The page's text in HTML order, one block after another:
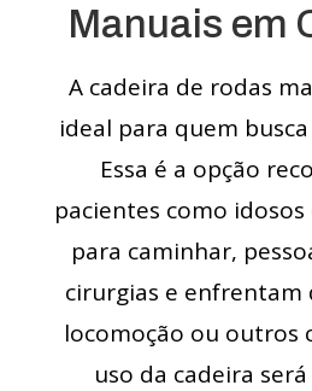
Manuais em
A cadeira de rodas
ideal para quem
Essa é a opção
pacientes como
para caminhar,
cirurgias e enfrentam
locomoção ou outros
uso da cadeira